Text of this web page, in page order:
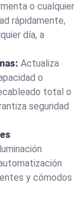
o cualquier
rápidamente,
día, a
Actualiza
o
total o
seguridad
y cómodos